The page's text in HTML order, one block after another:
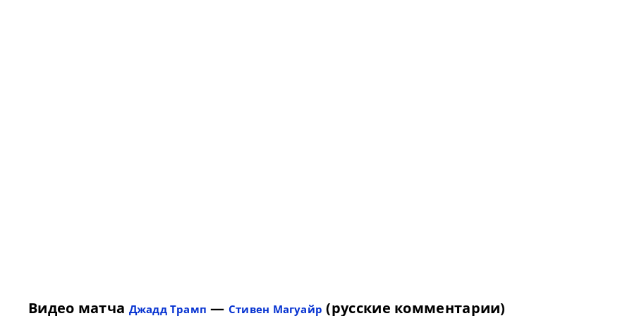
Видео матча Джадд Трамп — Стивен Магуайр (русские комментарии)